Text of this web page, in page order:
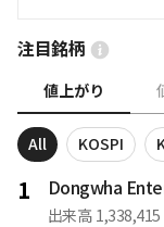
注目銘柄
値上がり
All KOSPI
1 Dongwha
出来高 1,338,415